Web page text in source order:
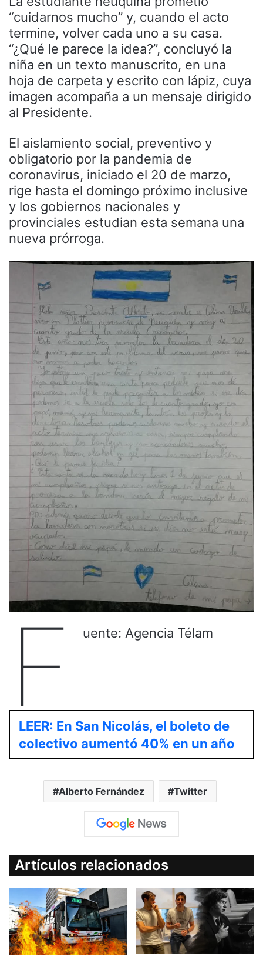
“cuidarnos mucho” y, cuando el acto
termine, volver cada uno a su casa.
“¿Qué le parece la idea?”, concluyó la
niña en un texto manuscrito, en una
hoja de carpeta y escrito con lápiz, cuya
imagen acompaña a un mensaje dirigido
al Presidente.
El aislamiento social, preventivo y
obligatorio por la pandemia de
coronavirus, iniciado el 20 de marzo,
rige hasta el domingo próximo inclusive
y los gobiernos nacionales y
provinciales estudian esta semana una
nueva prórroga.
F uente: Agencia Télam
LEER: En San Nicolás, el boleto de
colectivo aumentó 40% en un año
Alberto Fernández Twitter
Artículos relacionados